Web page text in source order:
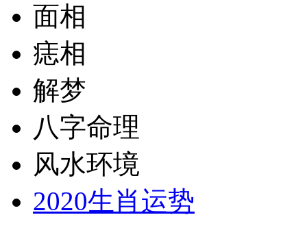
面相
痣相
解梦
八字命理
风水环境
2020生肖运势